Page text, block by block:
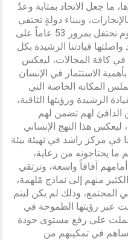
ما جعل الاتحاد بمثابة وعدٌ
وببناء دولةٍ تحتفي
بالإنسان وتؤمن بقدراته. وها نحن اليوم نحتفل بمرور 53 عاماً على
قيادتنا الرشيدة بكل
في كافة المجالات، ليعكس
الاستثمار في الإنسان
المكانة الخاصة التي
الرشيدة ورؤيتها الثاقبة،
الدافئ لهم تضمن لهم
هذا النهج الإنساني
في مركز راشد في تهيئة بيئة
ما يحتاجونه من رعاية،
أمامهم آفاقاً واسعة، وترتقي
منهم إلى نماذج مًلهمة،
المجتمع، وذلك لم يكن ليتم
عبر رؤيتها الطموحة في
وعملت على رفع مستوى جودة
ساهم في تمكينهم من